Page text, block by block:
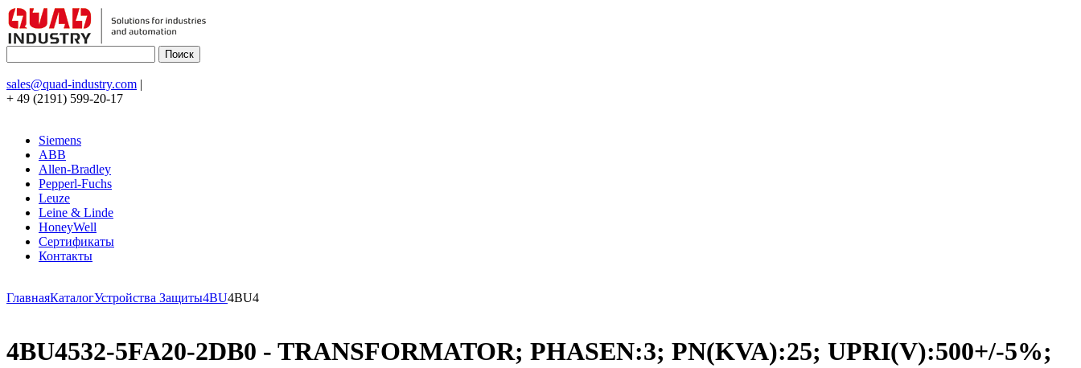
sales@quad-industry.com |
+ 49 (2191) 599-20-17
Siemens
ABB
Allen-Bradley
Pepperl-Fuchs
Leuze
Leine & Linde
HoneyWell
Сертификаты
Контакты
ГлавнаяКаталогУстройства Защиты4BU4BU4
4BU4532-5FA20-2DB0 - TRANSFORMATOR; PHASEN:3; PN(KVA):25; UPRI(V):500+/-5%;